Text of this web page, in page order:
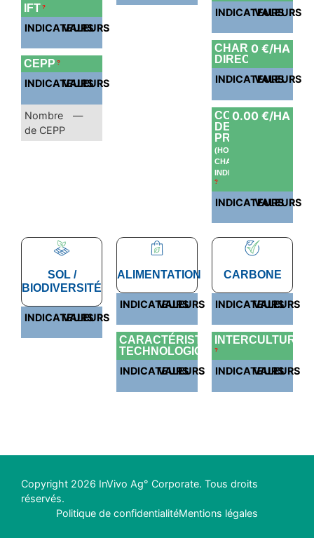
IFT ?
INDICATEURS
VALEURS
CEPP ?
INDICATEURS
VALEURS
Nombre
de CEPP
—
INDICATEURS
VALEURS
CHARGES
DIRECTES
0 €/HA
INDICATEURS
VALEURS
COÛT
DE
PRODUCTION
(HORS
CHARGES
INDIRECTES)
?
0.00 €/HA
INDICATEURS
VALEURS
SOL /
BIODIVERSITÉ
INDICATEURS
VALEURS
ALIMENTATION
INDICATEURS
VALEURS
CARACTÉRISTIQUES
TECHNOLOGIQUES
INDICATEURS
VALEURS
CARBONE
INDICATEURS
VALEURS
INTERCULTURES
?
INDICATEURS
VALEURS
Copyright 2026 InVivo Ag° Corporate. Tous droits
réservés.
Politique de confidentialitéMentions légales